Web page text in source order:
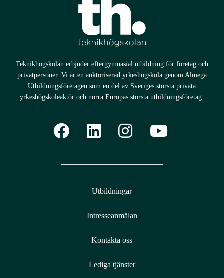
Teknikhögskolan erbjuder eftergymnasial utbildning för företag och
privatpersoner. Vi är en auktoriserad yrkeshögskola genom Almega
Utbildningsföretagen som en del av Sveriges största privata
yrkeshögskoleaktör och norra Europas största utbildningsföretag.
Utbildningar
Intresseanmälan
Kontakta oss
Lediga tjänster